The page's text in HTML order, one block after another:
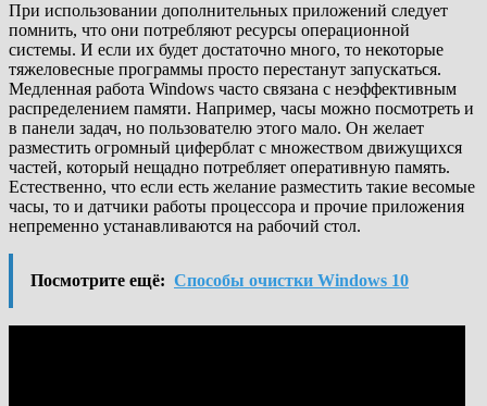
При использовании дополнительных приложений следует
помнить, что они потребляют ресурсы операционной
системы. И если их будет достаточно много, то некоторые
тяжеловесные программы просто перестанут запускаться.
Медленная работа Windows часто связана с неэффективным
распределением памяти. Например, часы можно посмотреть и
в панели задач, но пользователю этого мало. Он желает
разместить огромный циферблат с множеством движущихся
частей, который нещадно потребляет оперативную память.
Естественно, что если есть желание разместить такие весомые
часы, то и датчики работы процессора и прочие приложения
непременно устанавливаются на рабочий стол.
Посмотрите ещё: Способы очистки Windows 10